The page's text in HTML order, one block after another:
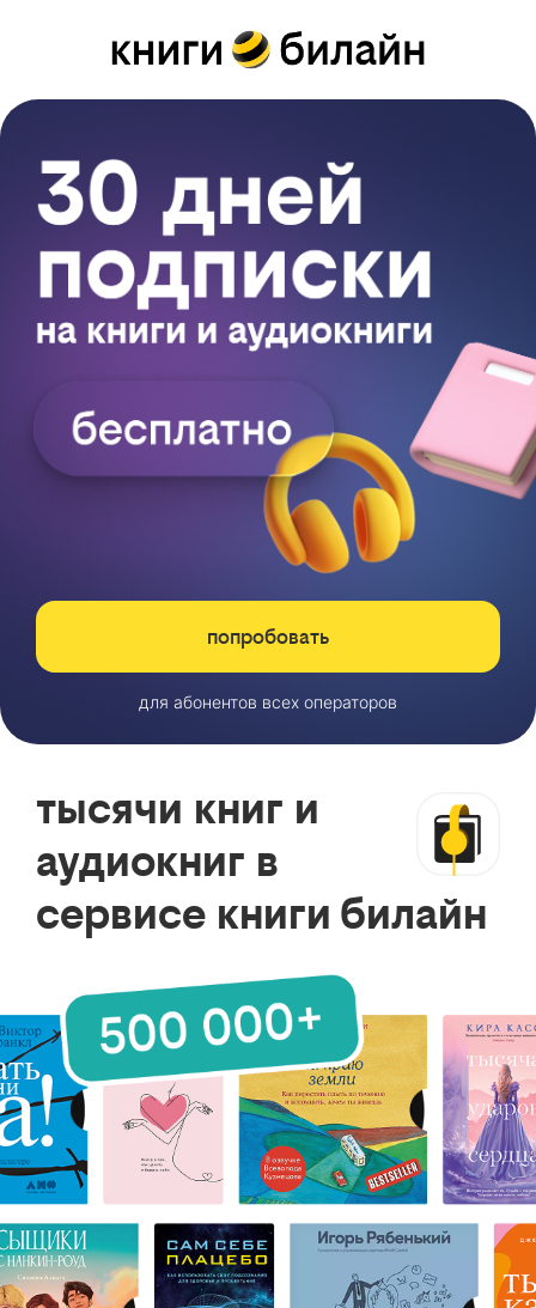
попробовать
для абонентов всех операторов
тысячи книг и
аудиокниг в
сервисе книги билайн